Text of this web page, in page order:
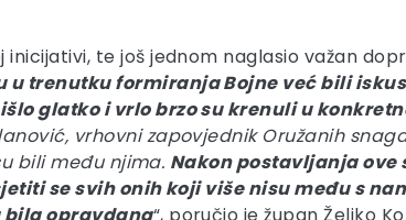
te još jednom naglasio važan
u trenutku formiranja Bojne već bili
glatko i vrlo brzo su krenuli u
vrhovni zapovjednik Oružanih
bili među njima. Nakon postavljanja ove
se svih onih koji više nisu među s